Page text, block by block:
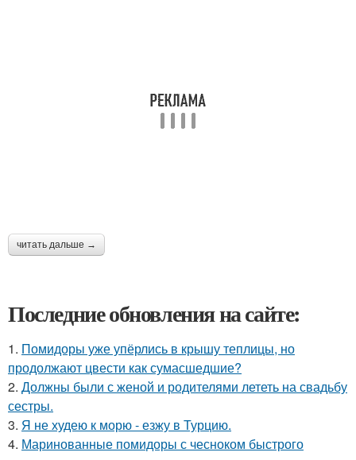
читать дальше →
Последние обновления на сайте:
1. Помидоры уже упёрлись в крышу теплицы, но
продолжают цвести как сумасшедшие?
2. Должны были с женой и родителями лететь на свадьбу
сестры.
3. Я не худею к морю - езжу в Турцию.
4. Маринованные помидоры с чесноком быстрого